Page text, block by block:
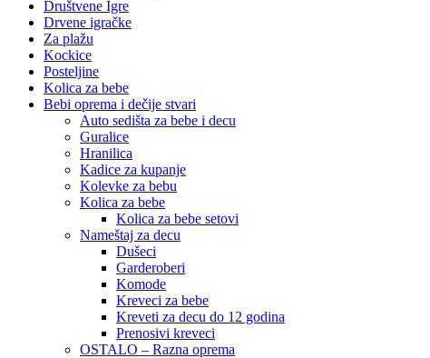
Društvene Igre
Drvene igračke
Za plažu
Kockice
Posteljine
Kolica za bebe
Bebi oprema i dečije stvari
Auto sedišta za bebe i decu
Guralice
Hranilica
Kadice za kupanje
Kolevke za bebu
Kolica za bebe
Kolica za bebe setovi
Nameštaj za decu
Dušeci
Garderoberi
Komode
Kreveci za bebe
Kreveti za decu do 12 godina
Prenosivi kreveci
OSTALO – Razna oprema